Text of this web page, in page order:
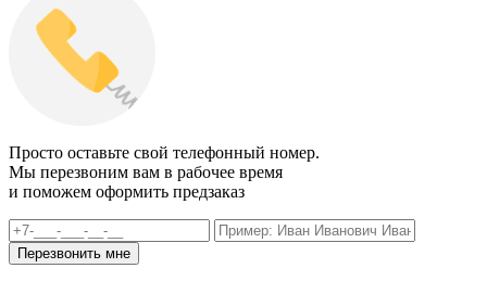
Просто оставьте свой телефонный номер.
Мы перезвоним вам в рабочее время
и поможем оформить предзаказ